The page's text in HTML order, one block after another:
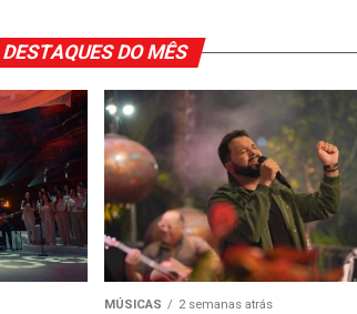
DESTAQUES DO MÊS
MÚSICAS 2 semanas atrás